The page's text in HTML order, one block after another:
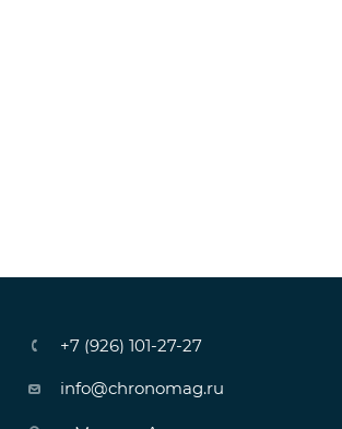
+7 (926) 101-27-27
info@chronomag.ru